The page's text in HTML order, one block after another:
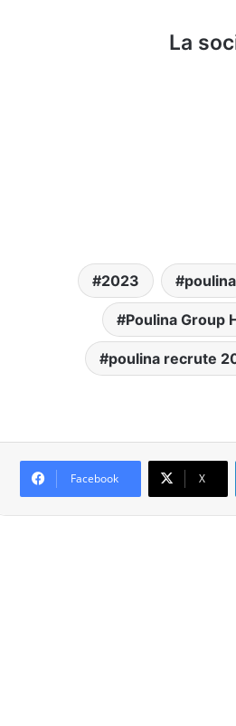
La
2023 poulina
Poulina Group
poulina recrute
Facebook X